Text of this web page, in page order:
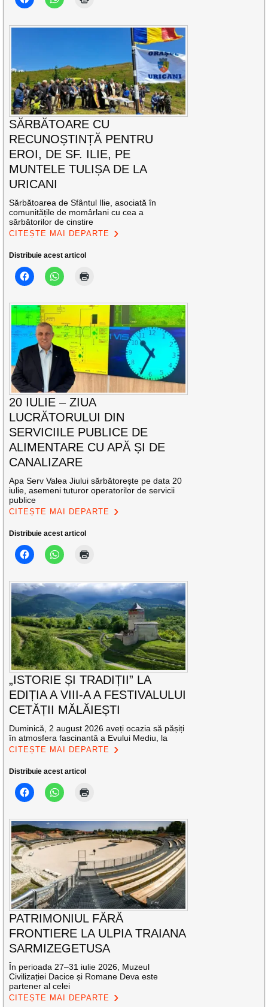
SĂRBĂTOARE CU
RECUNOȘTINȚĂ PENTRU
EROI, DE SF. ILIE, PE
MUNTELE TULIȘA DE LA
URICANI
Sărbătoarea de Sfântul Ilie, asociată în
comunitățile de momârlani cu cea a
sărbătorilor de cinstire
CITEȘTE MAI DEPARTE
Distribuie acest articol
20 IULIE – ZIUA
LUCRĂTORULUI DIN
SERVICIILE PUBLICE DE
ALIMENTARE CU APĂ ȘI DE
CANALIZARE
Apa Serv Valea Jiului sărbătorește pe data 20
iulie, asemeni tuturor operatorilor de servicii
publice
CITEȘTE MAI DEPARTE
Distribuie acest articol
„ISTORIE ȘI TRADIȚII” LA
EDIȚIA A VIII-A A FESTIVALULUI
CETĂȚII MĂLĂIEȘTI
Duminică, 2 august 2026 aveți ocazia să pășiți
în atmosfera fascinantă a Evului Mediu, la
CITEȘTE MAI DEPARTE
Distribuie acest articol
PATRIMONIUL FĂRĂ
FRONTIERE LA ULPIA TRAIANA
SARMIZEGETUSA
În perioada 27–31 iulie 2026, Muzeul
Civilizației Dacice și Romane Deva este
partener al celei
CITEȘTE MAI DEPARTE